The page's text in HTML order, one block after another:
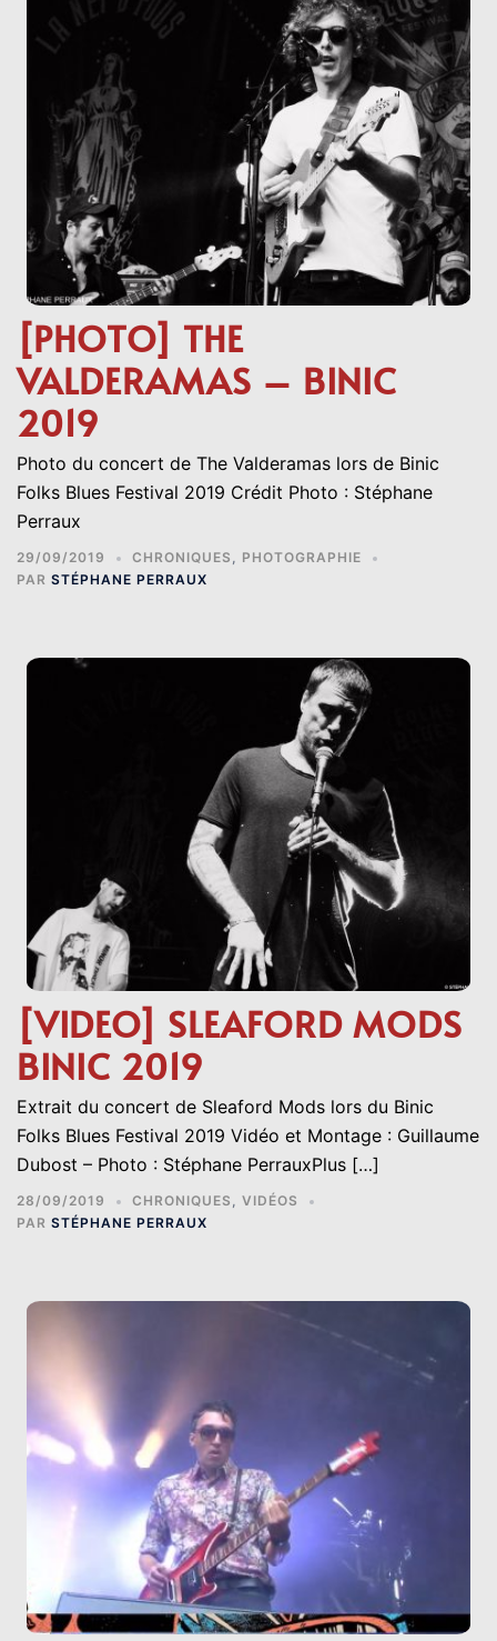
[PHOTO] THE
VALDERAMAS – BINIC
2019
Photo du concert de The Valderamas lors de Binic
Folks Blues Festival 2019 Crédit Photo : Stéphane
Perraux
29/09/2019 CHRONIQUES , PHOTOGRAPHIE
PAR STÉPHANE PERRAUX
[VIDEO] SLEAFORD MODS
BINIC 2019
Extrait du concert de Sleaford Mods lors du Binic
Folks Blues Festival 2019 Vidéo et Montage : Guillaume
Dubost – Photo : Stéphane PerrauxPlus […]
28/09/2019 CHRONIQUES , VIDÉOS
PAR STÉPHANE PERRAUX